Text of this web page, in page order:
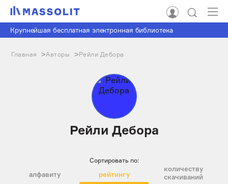
Крупнейшая бесплатная электронная библиотека
Главная Авторы Рейли Дебора
Рейли Дебора
Сортировать по:
алфавиту рейтингу
количеству
скачиваний